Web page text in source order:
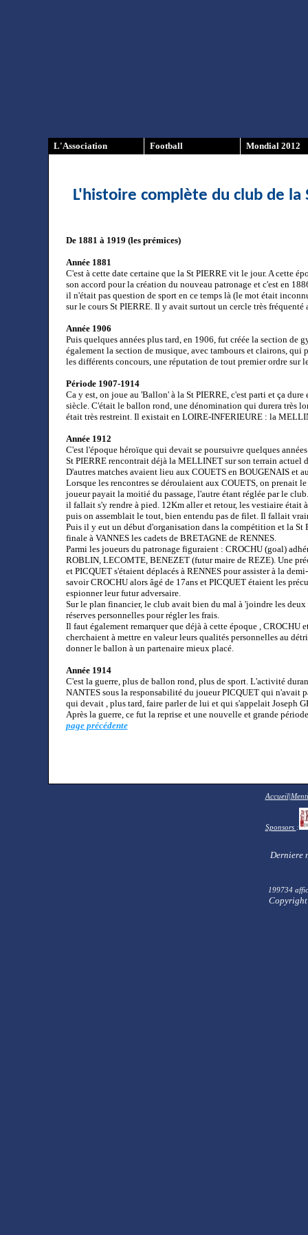
L'Association Football Mondial 2012
L'histoire complète du club de la
De 1881 à 1919 (les prémices)
Année 1881
C'est à cette date certaine que la St PIERRE vit le jour. A cette
son accord pour la création du nouveau patronage et c'est en
il n'était pas question de sport en ce temps là (le mot était
sur le cours St PIERRE. Il y avait surtout un cercle très fréquenté
Année 1906
Puis quelques années plus tard, en 1906, fut créée la section de
également la section de musique, avec tambours et clairons, qui
les différents concours, une réputation de tout premier ordre sur
Période 1907-1914
Ca y est, on joue au 'Ballon' à la St PIERRE, c'est parti et ça
siècle. C'était le ballon rond, une dénomination qui durera très
était très restreint. Il existait en LOIRE-INFERIEURE : la
Année 1912
C'est l'époque héroïque qui devait se poursuivre quelques
St PIERRE rencontrait déjà la MELLINET sur son terrain actuel
D'autres matches avaient lieu aux COUETS en BOUGENAIS et
Lorsque les rencontres se déroulaient aux COUETS, on prenait
joueur payait la moitié du passage, l'autre étant réglée par le
il fallait s'y rendre à pied. 12Km aller et retour, les vestiaire était
puis on assemblait le tout, bien entendu pas de filet. Il fallait
Puis il y eut un début d'organisation dans la compétition et la St
finale à VANNES les cadets de BRETAGNE de RENNES.
Parmi les joueurs du patronage figuraient : CROCHU (goal)
ROBLIN, LECOMTE, BENEZET (futur maire de REZE). Une
et PICQUET s'étaient déplacés à RENNES pour assister à la
savoir CROCHU alors âgé de 17ans et PICQUET étaient les
espionner leur futur adversaire.
Sur le plan financier, le club avait bien du mal à 'joindre les
réserves personnelles pour régler les frais.
Il faut également remarquer que déjà à cette époque , CROCHU
cherchaient à mettre en valeur leurs qualités personnelles au
donner le ballon à un partenaire mieux placé.
Année 1914
C'est la guerre, plus de ballon rond, plus de sport. L'activité
NANTES sous la responsabilité du joueur PICQUET qui n'avait
qui devait , plus tard, faire parler de lui et qui s'appelait Joseph
Après la guerre, ce fut la reprise et une nouvelle et grande
page précédente
Accueil|
Sponsors :
Derniere
199734
Copyright